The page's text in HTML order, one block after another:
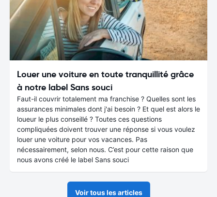
Louer une voiture en toute tranquillité grâce
à notre label Sans souci
Faut-il couvrir totalement ma franchise ? Quelles sont les
assurances minimales dont j'ai besoin ? Et quel est alors le
loueur le plus conseillé ? Toutes ces questions
compliquées doivent trouver une réponse si vous voulez
louer une voiture pour vos vacances. Pas
nécessairement, selon nous. C’est pour cette raison que
nous avons créé le label Sans souci
Voir tous les articles